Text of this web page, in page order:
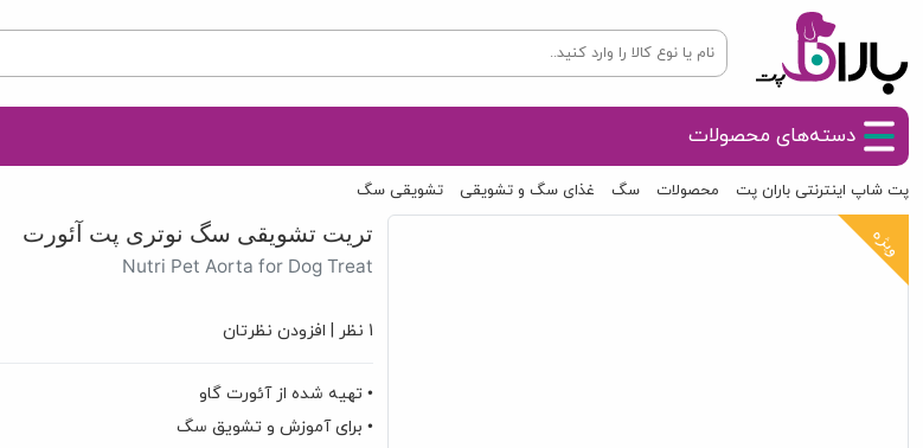
دسته‌های محصولات
پت شاپ اینترنتی باران پت محصولات سگ غذای سگ و تشویقی تشویقی سگ
ویژه تریت تشویقی سگ نوتری پت آئورت
Nutri Pet Aorta for Dog Treat
1 نظر | افزودن نظرتان
• تهیه شده از آئورت گاو
• برای آموزش و تشویق سگ